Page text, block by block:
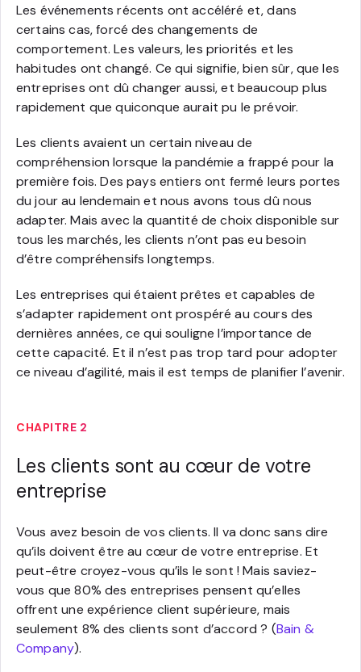
Les événements récents ont accéléré et, dans
certains cas, forcé des changements de
comportement. Les valeurs, les priorités et les
habitudes ont changé. Ce qui signifie, bien sûr, que les
entreprises ont dû changer aussi, et beaucoup plus
rapidement que quiconque aurait pu le prévoir.
Les clients avaient un certain niveau de
compréhension lorsque la pandémie a frappé pour la
première fois. Des pays entiers ont fermé leurs portes
du jour au lendemain et nous avons tous dû nous
adapter. Mais avec la quantité de choix disponible sur
tous les marchés, les clients n’ont pas eu besoin
d’être compréhensifs longtemps.
Les entreprises qui étaient prêtes et capables de
s’adapter rapidement ont prospéré au cours des
dernières années, ce qui souligne l’importance de
cette capacité. Et il n’est pas trop tard pour adopter
ce niveau d’agilité, mais il est temps de planifier l’avenir.
CHAPITRE 2
Les clients sont au cœur de votre
entreprise
Vous avez besoin de vos clients. Il va donc sans dire
qu’ils doivent être au cœur de votre entreprise. Et
peut-être croyez-vous qu’ils le sont ! Mais saviez-
vous que 80% des entreprises pensent qu’elles
offrent une expérience client supérieure, mais
seulement 8% des clients sont d’accord ? (Bain &
Company).